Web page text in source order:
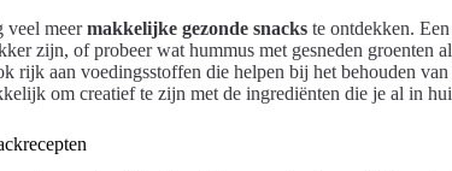
veel meermakkelijke gezonde snacks te ontdekken.
zijn, of probeer wat hummus met gesneden groenten
rijk aan voedingsstoffen die helpen bij het behouden van
om creatief te zijn met de ingrediënten die je al in